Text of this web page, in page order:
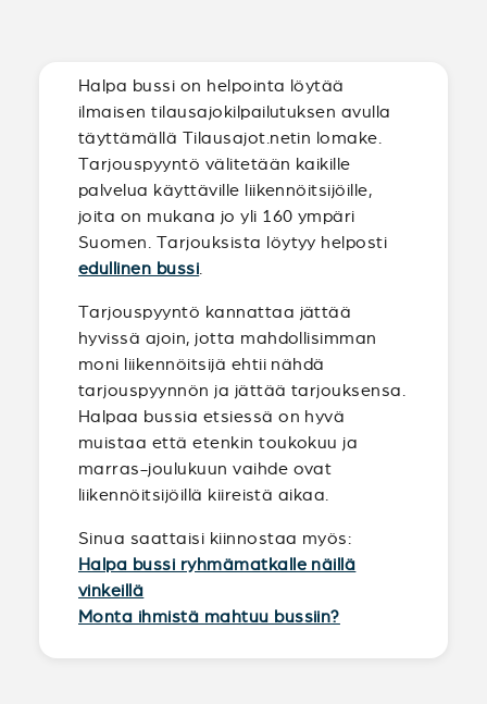
Halpa bussi on helpointa löytää
ilmaisen tilausajokilpailutuksen avulla
täyttämällä Tilausajot.netin lomake.
Tarjouspyyntö välitetään kaikille
palvelua käyttäville liikennöitsijöille,
joita on mukana jo yli 160 ympäri
Suomen. Tarjouksista löytyy helposti
edullinen bussi
Tarjouspyyntö kannattaa jättää
hyvissä ajoin, jotta mahdollisimman
moni liikennöitsijä ehtii nähdä
tarjouspyynnön ja jättää tarjouksensa.
Halpaa bussia etsiessä on hyvä
muistaa että etenkin toukokuu ja
marras-joulukuun vaihde ovat
liikennöitsijöillä kiireistä aikaa.
Sinua saattaisi kiinnostaa myös:
Halpa bussi ryhmämatkalle näillä
vinkeillä
Monta ihmistä mahtuu bussiin?